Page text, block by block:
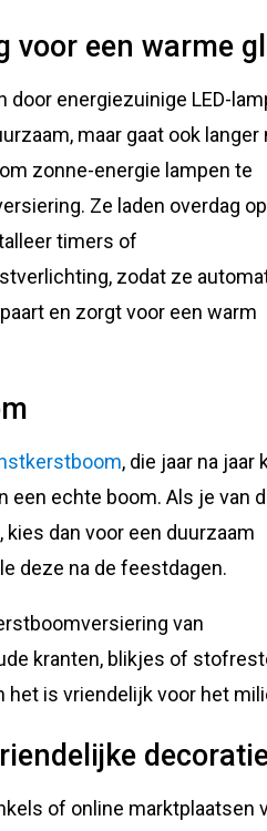
voor een warme
energiezuinige LED-
maar gaat ook langer
zonne-energie lampen te
Ze laden overdag
timers of
zodat ze
en zorgt voor een warm
, die jaar na jaar
een echte boom. Als je van
dan voor een duurzaam
deze na de feestdagen.
van
kranten, blikjes of
is vriendelijk voor het
of online marktplaatsen